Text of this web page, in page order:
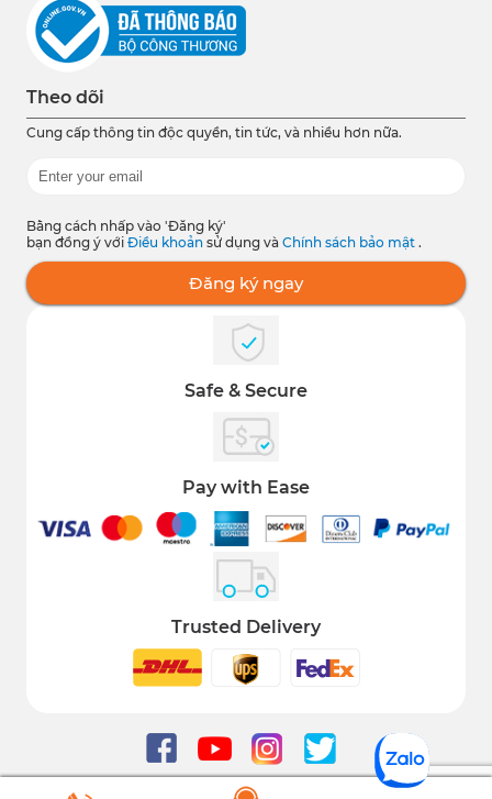
Theo dõi
Cung cấp thông tin độc quyền, tin tức, và nhiều hơn nữa.
Bằng cách nhấp vào 'Đăng ký'
bạn đồng ý với Điều khoản sử dụng và Chính sách bảo mật .
Đăng ký ngay
Safe & Secure
Pay with Ease
Trusted Delivery